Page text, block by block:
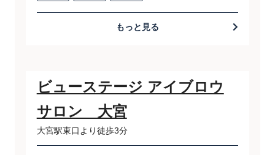
もっと見る
ビューステージ アイブロウ
サロン 大宮
大宮駅東口より徒歩3分